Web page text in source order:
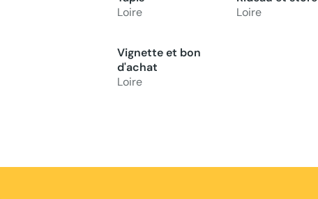
Loire
Loire
Vignette et bon
d'achat
Loire